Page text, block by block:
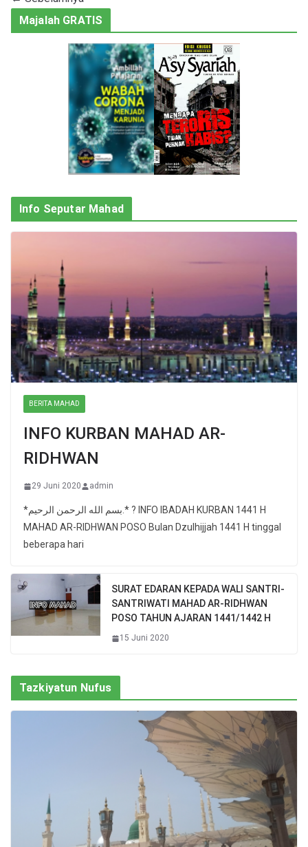
Majalah GRATIS
Info Seputar Mahad
BERITA MAHAD
INFO KURBAN MAHAD AR-
RIDHWAN
29 Juni 2020 admin
*بسم الله الرحمن الرحيم.* ? INFO IBADAH KURBAN 1441 H
MAHAD AR-RIDHWAN POSO Bulan Dzulhijjah 1441 H tinggal
beberapa hari
SURAT EDARAN KEPADA WALI SANTRI-
SANTRIWATI MAHAD AR-RIDHWAN
POSO TAHUN AJARAN 1441/1442 H
15 Juni 2020
Tazkiyatun Nufus